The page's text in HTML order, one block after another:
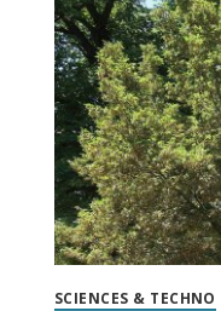
SCIENCES & TECHNO